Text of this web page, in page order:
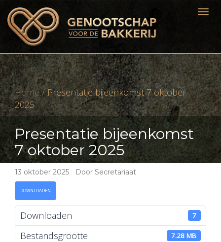
Home/Presentatie bijeenkomst 7 oktober
2025
Presentatie bijeenkomst
7 oktober 2025
13 oktober 2025 Door Secretariaat
DOWNLOADEN
Downloaden 7
Bestandsgrootte 7.28 MB